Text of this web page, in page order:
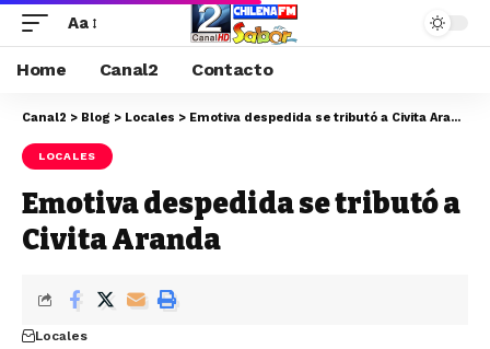
Aa
Home Canal2 Contacto
Canal2 > Blog > Locales > Emotiva despedida se tributó a Civita Aranda
LOCALES
Emotiva despedida se tributó a
Civita Aranda
Locales